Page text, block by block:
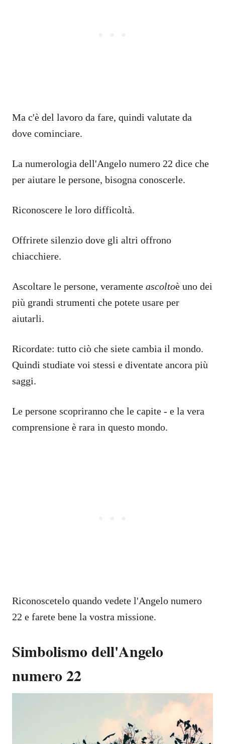
Ma c'è del lavoro da fare, quindi valutate da
dove cominciare.
La numerologia dell'Angelo numero 22 dice che
per aiutare le persone, bisogna conoscerle.
Riconoscere le loro difficoltà.
Offrirete silenzio dove gli altri offrono
chiacchiere.
Ascoltare le persone, veramente ascoltoè uno dei
più grandi strumenti che potete usare per
aiutarli.
Ricordate: tutto ciò che siete cambia il mondo.
Quindi studiate voi stessi e diventate ancora più
saggi.
Le persone scopriranno che le capite - e la vera
comprensione è rara in questo mondo.
Riconoscetelo quando vedete l'Angelo numero
22 e farete bene la vostra missione.
Simbolismo dell'Angelo
numero 22